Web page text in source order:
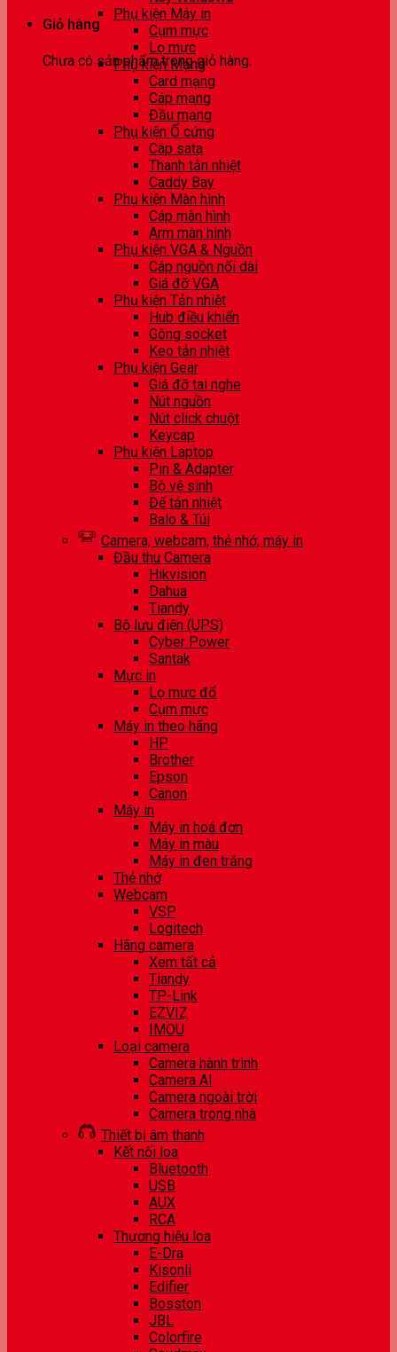
Giỏ hàng
Chưa có sản phẩm trong giỏ hàng.
Phụ kiện Máy in
Cụm mực
Lọ mực
Phụ kiện Mạng
Card mạng
Cáp mạng
Đầu mạng
Phụ kiện Ổ cứng
Cáp sata
Thanh tản nhiệt
Caddy Bay
Phụ kiện Màn hình
Cáp màn hình
Arm màn hình
Phụ kiện VGA & Nguồn
Cáp nguồn nối dài
Giá đỡ VGA
Phụ kiện Tản nhiệt
Hub điều khiển
Gông socket
Keo tản nhiệt
Phụ kiện Gear
Giá đỡ tai nghe
Nút nguồn
Nút click chuột
Keycap
Phụ kiện Laptop
Pin & Adapter
Bộ vệ sinh
Đế tản nhiệt
Balo & Túi
Camera, webcam, thẻ nhớ, máy in
Đầu thu Camera
Hikvision
Dahua
Tiandy
Bộ lưu điện (UPS)
Cyber Power
Santak
Mực in
Lọ mực đổ
Cụm mực
Máy in theo hãng
HP
Brother
Epson
Canon
Máy in
Máy in hoá đơn
Máy in màu
Máy in đen trắng
Thẻ nhớ
Webcam
VSP
Logitech
Hãng camera
Xem tất cả
Tiandy
TP-Link
EZVIZ
IMOU
Loại camera
Camera hành trình
Camera AI
Camera ngoài trời
Camera trong nhà
Thiết bị âm thanh
Kết nối loa
Bluetooth
USB
AUX
RCA
Thương hiệu loa
E-Dra
Kisonli
Edifier
Bosston
JBL
Colorfire